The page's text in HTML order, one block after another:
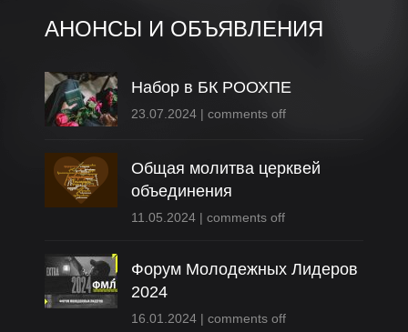
АНОНСЫ И ОБЪЯВЛЕНИЯ
Набор в БК РООХПЕ
23.07.2024 | comments off
Общая молитва церквей
объединения
11.05.2024 | comments off
Форум Молодежных Лидеров
2024
16.01.2024 | comments off